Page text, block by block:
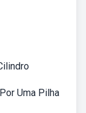
Uma Pilha